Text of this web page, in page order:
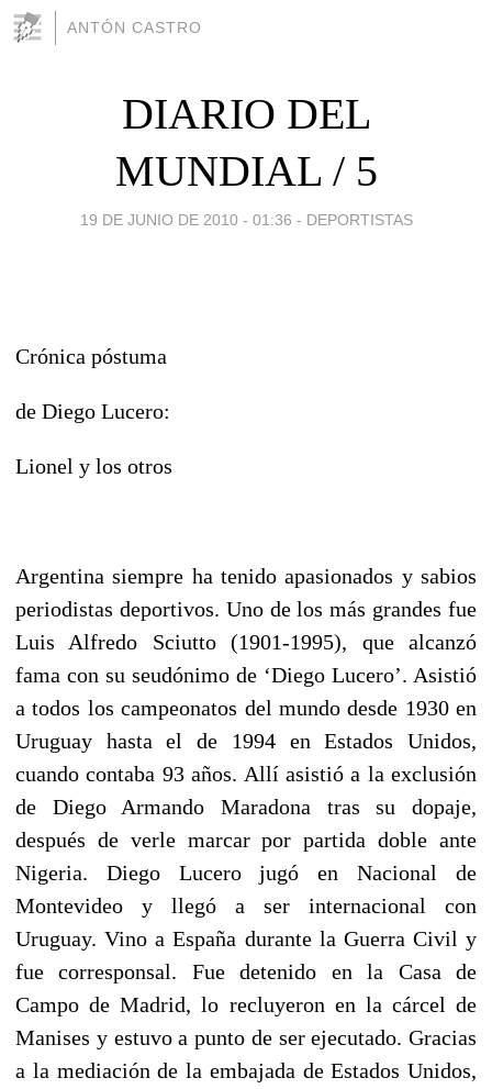
ANTÓN CASTRO
DIARIO DEL
MUNDIAL / 5
19 DE JUNIO DE 2010 - 01:36 - DEPORTISTAS
Crónica póstuma
de Diego Lucero:
Lionel y los otros
Argentina siempre ha tenido apasionados y sabios
periodistas deportivos. Uno de los más grandes fue
Luis Alfredo Sciutto (1901-1995), que alcanzó
fama con su seudónimo de ‘Diego Lucero’. Asistió
a todos los campeonatos del mundo desde 1930 en
Uruguay hasta el de 1994 en Estados Unidos,
cuando contaba 93 años. Allí asistió a la exclusión
de Diego Armando Maradona tras su dopaje,
después de verle marcar por partida doble ante
Nigeria. Diego Lucero jugó en Nacional de
Montevideo y llegó a ser internacional con
Uruguay. Vino a España durante la Guerra Civil y
fue corresponsal. Fue detenido en la Casa de
Campo de Madrid, lo recluyeron en la cárcel de
Manises y estuvo a punto de ser ejecutado. Gracias
a la mediación de la embajada de Estados Unidos,